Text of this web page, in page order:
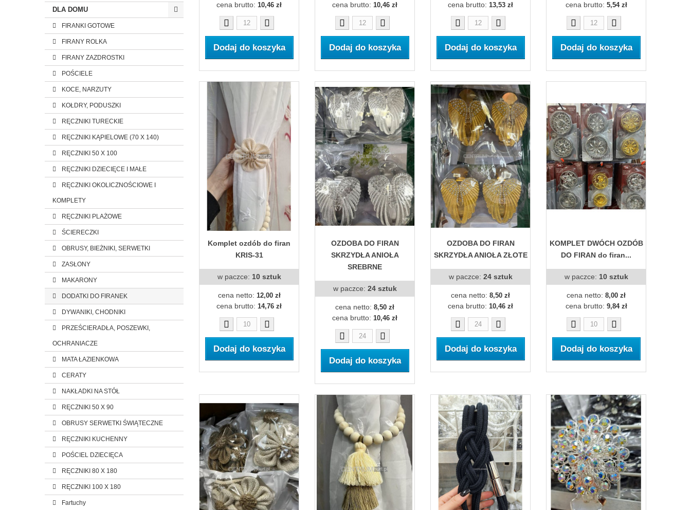
DLA DOMU
FIRANKI GOTOWE
FIRANY ROLKA
FIRANY ZAZDROSTKI
POŚCIELE
KOCE, NARZUTY
KOŁDRY, PODUSZKI
RĘCZNIKI TURECKIE
RĘCZNIKI KĄPIELOWE (70 X 140)
RĘCZNIKI 50 X 100
RĘCZNIKI DZIECIĘCE I MAŁE
RĘCZNIKI OKOLICZNOŚCIOWE I
KOMPLETY
RĘCZNIKI PLAŻOWE
ŚCIERECZKI
OBRUSY, BIEŻNIKI, SERWETKI
ZASŁONY
MAKARONY
DODATKI DO FIRANEK
DYWANIKI, CHODNIKI
PRZEŚCIERADŁA, POSZEWKI,
OCHRANIACZE
MATA ŁAZIENKOWA
CERATY
NAKŁADKI NA STÓŁ
RĘCZNIKI 50 X 90
OBRUSY SERWETKI ŚWIĄTECZNE
RĘCZNIKI KUCHENNY
POŚCIEL DZIECIĘCA
RĘCZNIKI 80 X 180
RĘCZNIKI 100 X 180
Fartuchy
cena brutto: 10,46 zł
Dodaj do koszyka
cena brutto: 10,46 zł
Dodaj do koszyka
cena brutto: 13,53 zł
Dodaj do koszyka
cena brutto: 5,54 zł
Dodaj do koszyka
Komplet ozdób do firan
KRIS-31
w paczce: 10 sztuk
cena netto: 12,00 zł
cena brutto: 14,76 zł
Dodaj do koszyka
OZDOBA DO FIRAN
SKRZYDŁA ANIOŁA
SREBRNE
w paczce: 24 sztuk
cena netto: 8,50 zł
cena brutto: 10,46 zł
Dodaj do koszyka
OZDOBA DO FIRAN
SKRZYDŁA ANIOŁA ZŁOTE
w paczce: 24 sztuk
cena netto: 8,50 zł
cena brutto: 10,46 zł
Dodaj do koszyka
KOMPLET DWÓCH OZDÓB
DO FIRAN do firan...
w paczce: 10 sztuk
cena netto: 8,00 zł
cena brutto: 9,84 zł
Dodaj do koszyka